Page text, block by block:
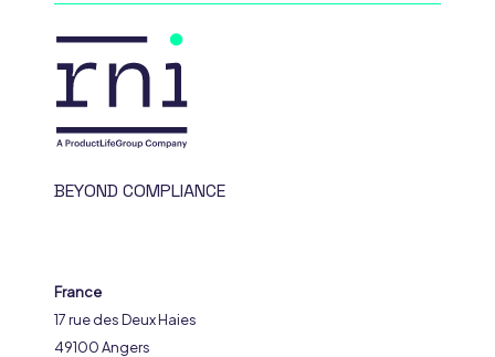
BEYOND COMPLIANCE
France
17 rue des Deux Haies
49100 Angers